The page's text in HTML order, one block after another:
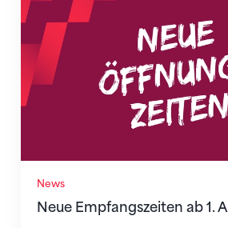
News
Neue Empfangszeiten ab 1.